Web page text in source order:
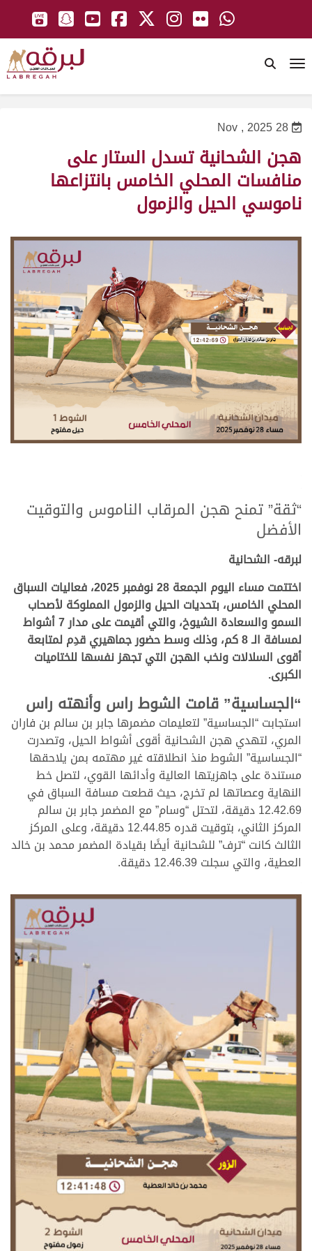
28 Nov , 2025
هجن الشحانية تسدل الستار على
منافسات المحلي الخامس بانتزاعها
ناموسي الحيل والزمول
“ثقة” تمنح هجن المرقاب الناموس والتوقيت
الأفضل
لبرقه- الشحانية
اختتمت مساء اليوم الجمعة 28 نوفمبر 2025، فعاليات السباق
المحلي الخامس، بتحديات الحيل والزمول المملوكة لأصحاب
السمو والسعادة الشيوخ، والتي أقيمت على مدار 7 أشواط
لمسافة الـ 8 كم، وذلك وسط حضور جماهيري قدِم لمتابعة
أقوى السلالات ونخب الهجن التي تجهز نفسها للختاميات
الكبرى.
“الجساسية” قامت الشوط راس وأنهته راس
استجابت “الجساسية” لتعليمات مضمرها جابر بن سالم بن فاران
المري، لتهدي هجن الشحانية أقوى أشواط الحيل، وتصدرت
“الجساسية” الشوط منذ انطلاقته غير مهتمه بمن يلاحقها
مستندة على جاهزيتها العالية وأدائها القوي، لتصل خط
النهاية وعصاتها لم تخرج، حيث قطعت مسافة السباق في
12.42.69 دقيقة، لتحتل “وسام” مع المضمر جابر بن سالم
المركز الثاني، بتوقيت قدره 12.44.85 دقيقة، وعلى المركز
الثالث كانت “ترف” للشحانية أيضًا بقيادة المضمر محمد بن خالد
العطية، والتي سجلت 12.46.39 دقيقة.